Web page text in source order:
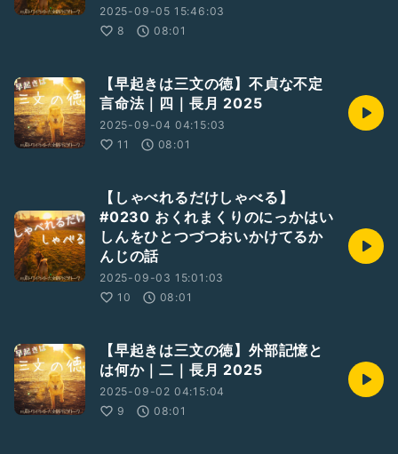
2025-09-05 15:46:03
8
08:01
【早起きは三文の徳】不貞な不定
言命法｜四｜長月 2025
2025-09-04 04:15:03
11
08:01
【しゃべれるだけしゃべる】
#0230 おくれまくりのにっかはい
しんをひとつづつおいかけてるか
んじの話
2025-09-03 15:01:03
10
08:01
【早起きは三文の徳】外部記憶と
は何か｜二｜長月 2025
2025-09-02 04:15:04
9
08:01